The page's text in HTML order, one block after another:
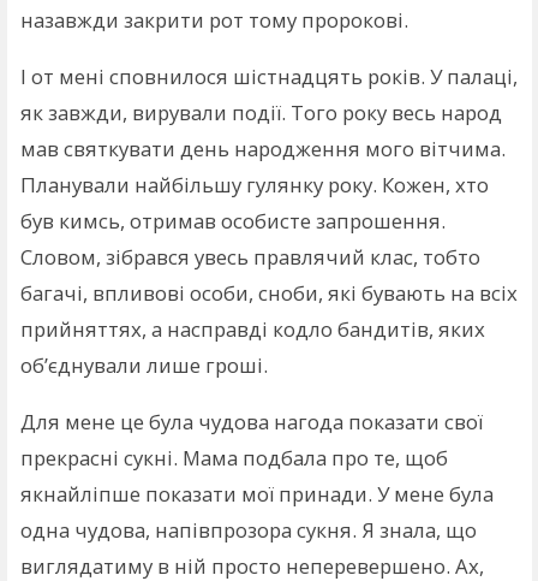
назавжди закрити рот тому пророкові.
І от мені сповнилося шістнадцять років. У палаці,
як завжди, вирували події. Того року весь народ
мав святкувати день народження мого вітчима.
Планували найбільшу гулянку року. Кожен, хто
був кимсь, отримав особисте запрошення.
Словом, зібрався увесь правлячий клас, тобто
багачі, впливові особи, сноби, які бувають на всіх
прийняттях, а насправді кодло бандитів, яких
об’єднували лише гроші.
Для мене це була чудова нагода показати свої
прекрасні сукні. Мама подбала про те, щоб
якнайліпше показати мої принади. У мене була
одна чудова, напівпрозора сукня. Я знала, що
виглядатиму в ній просто неперевершено. Ах,